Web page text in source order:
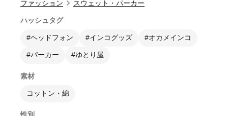
ファッション
スウェット・パーカー
ハッシュタグ
#ヘッドフォン #インコグッズ #オカメインコ
#パーカー #ゆとり屋
素材
コットン・綿
性別